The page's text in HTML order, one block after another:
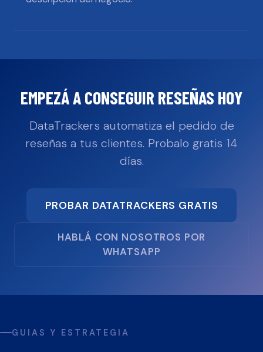
EMPEZÁ A CONSEGUIR RESEÑAS HOY
DataTrackers automatiza el pedido de
reseñas a tus clientes. Probalo gratis 14
días.
PROBAR DATATRACKERS GRATIS
HABLÁ CON NOSOTROS POR
WHATSAPP
GUIAS Y ESTRATEGIA